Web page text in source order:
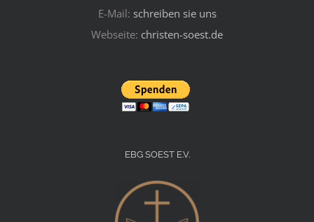
E-Mail: schreiben sie uns
Webseite: christen-soest.de
EBG SOEST E.V.